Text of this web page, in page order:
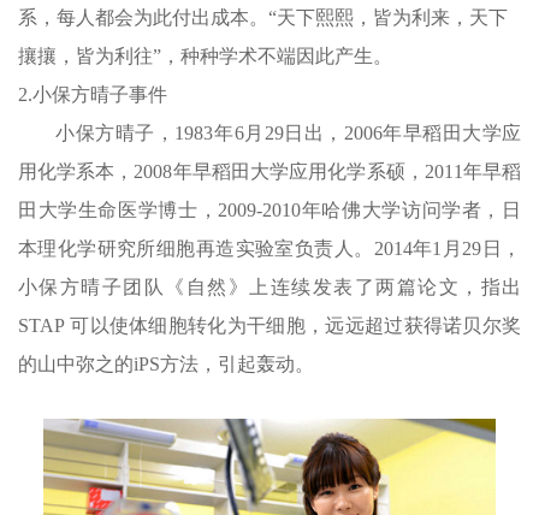
系，每人都会为此付出成本。 “天下熙熙，皆为利来，天下
攘攘，皆为利往”，种种学术不端因此产生。
2.小保方晴子事件
小保方晴子，1983年6月29日出，2006年早稻田大学应
用化学系本，2008年早稻田大学应用化学系硕，2011年早稻
田大学生命医学博士，2009-2010年哈佛大学访问学者，日
本理化学研究所细胞再造实验室负责人。2014年1月29日，
小保方晴子团队《自然》上连续发表了两篇论文，指出
STAP 可以使体细胞转化为干细胞，远远超过获得诺贝尔奖
的山中弥之的iPS方法，引起轰动。